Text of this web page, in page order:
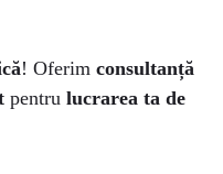
! Oferim consultanță
pentru lucrarea ta de